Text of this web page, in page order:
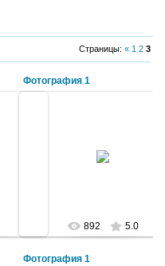
Страницы: « 1 2 3
Фотография 1
Лучезарное озеро Балхаш
892 5.0
Фотография 1